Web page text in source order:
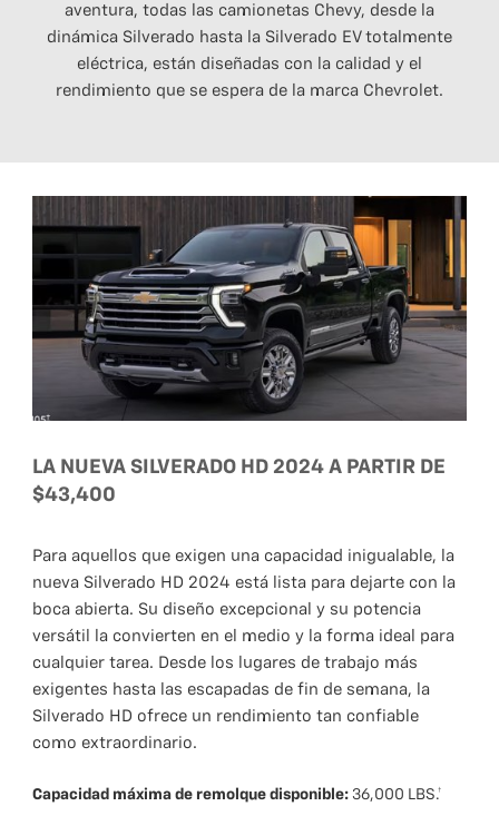
aventura, todas las camionetas Chevy, desde la
dinámica Silverado hasta la Silverado EV totalmente
eléctrica, están diseñadas con la calidad y el
rendimiento que se espera de la marca Chevrolet.
LA NUEVA SILVERADO HD 2024 A PARTIR DE
$43,400
Para aquellos que exigen una capacidad inigualable, la
nueva Silverado HD 2024 está lista para dejarte con la
boca abierta. Su diseño excepcional y su potencia
versátil la convierten en el medio y la forma ideal para
cualquier tarea. Desde los lugares de trabajo más
exigentes hasta las escapadas de fin de semana, la
Silverado HD ofrece un rendimiento tan confiable
como extraordinario.
Capacidad máxima de remolque disponible: 36,000 LBS.†